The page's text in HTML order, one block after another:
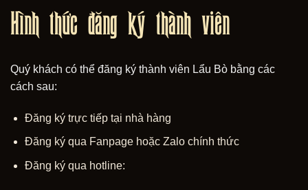
Hình thức đăng ký thành viên
Quý khách có thể đăng ký thành viên Lẩu Bò bằng các
cách sau:
Đăng ký trực tiếp tại nhà hàng
Đăng ký qua Fanpage hoặc Zalo chính thức
Đăng ký qua hotline: